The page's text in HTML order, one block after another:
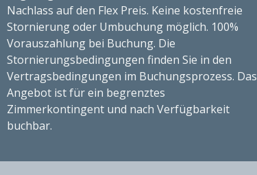
Nachlass auf den Flex Preis. Keine kostenfreie
Stornierung oder Umbuchung möglich. 100%
Vorauszahlung bei Buchung. Die
Stornierungsbedingungen finden Sie in den
Vertragsbedingungen im Buchungsprozess. Das
Angebot ist für ein begrenztes
Zimmerkontingent und nach Verfügbarkeit
buchbar.